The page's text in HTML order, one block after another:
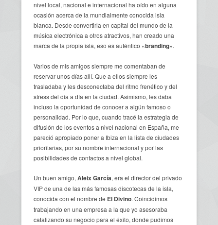
nivel local, nacional e internacional ha oído en alguna
ocasión acerca de la mundialmente conocida isla
blanca. Desde convertirla en capital del mundo de la
música electrónica a otros atractivos, han creado una
marca de la propia isla, eso es auténtico «branding».
Varios de mis amigos siempre me comentaban de
reservar unos días allí. Que a ellos siempre les
trasladaba y les desconectaba del ritmo frenético y del
stress del día a día en la ciudad. Asimismo, les daba
incluso la oportunidad de conocer a algún famoso o
personalidad. Por lo que, cuando tracé la estrategia de
difusión de los eventos a nivel nacional en España, me
pareció apropiado poner a Ibiza en la lista de ciudades
prioritarias, por su nombre internacional y por las
posibilidades de contactos a nivel global.
Un buen amigo, Aleix García, era el director del privado
VIP de una de las más famosas discotecas de la isla,
conocida con el nombre de El Divino. Coincidimos
trabajando en una empresa a la que yo asesoraba
catalizando su negocio para el éxito, donde pudimos